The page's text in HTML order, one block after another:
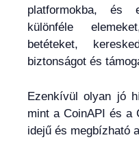
platformokba, és
különféle
betéteket,
biztonságot és
Ezenkívül olyan jó
mint a CoinAPI és a
idejű és megbízható